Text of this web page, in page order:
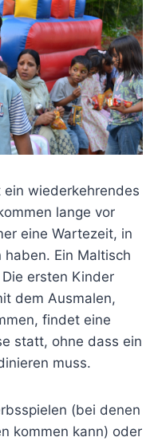
wiederkehrendes
lange vor
eine Wartezeit, in
Ein Maltisch
ersten Kinder
dem Ausmalen,
findet eine
statt, ohne dass ein
muss.
(bei denen
kommen kann) oder